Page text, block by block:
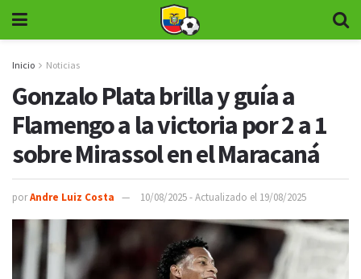
Inicio Noticias
Gonzalo Plata brilla y guía a
Flamengo a la victoria por 2 a 1
sobre Mirassol en el Maracaná
porAndre Luiz Costa 10/08/2025 - Actualizado el 19/08/2025